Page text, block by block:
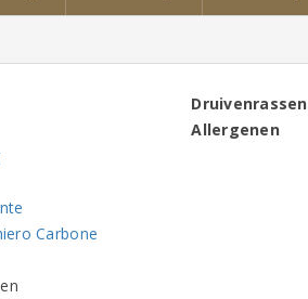
Carbone
Druivenrassen
Allergenen